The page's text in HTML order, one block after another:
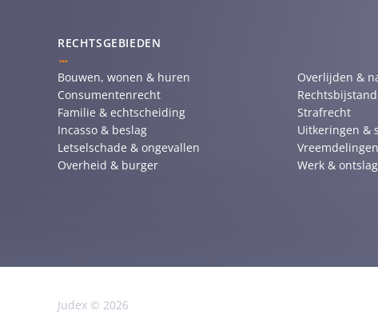
RECHTSGEBIEDEN
Bouwen, wonen & huren
Consumentenrecht
Familie & echtscheiding
Incasso & beslag
Letselschade & ongevallen
Overheid & burger
Overlijden &
Strafrecht
Uitkeringen &
Werk & ontslag
Judex © 2026